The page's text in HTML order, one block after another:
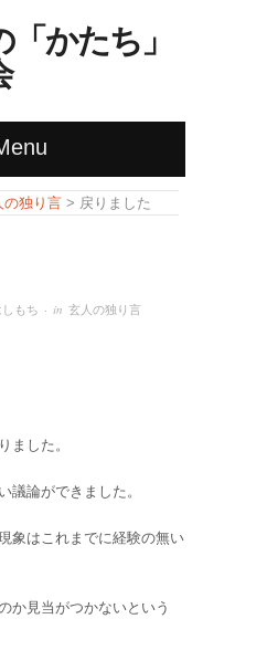
かたち」
の独り言 > 戻りました
しもち · in 玄人の独り言
ました。
議論ができました。
象はこれまでに経験の無い
か見当がつかないという